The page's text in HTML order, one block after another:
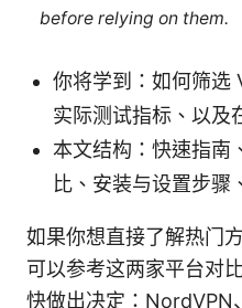
before relying on them.
你将学到：如何筛选
实际测试指标、以及
本文结构：快速指南
比、安装与设置步骤
如果你想直接了解热门
可以参考这两家平台对
快做出决定：NordVPN